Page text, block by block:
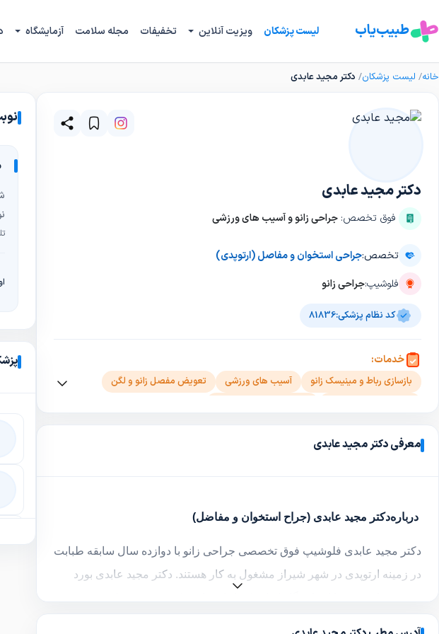
طبیب‌یاب لیست پزشکان ویزیت آنلاین تخفیفات مجله سلامت آزمایشگاه
خانه لیست پزشکان دکتر مجید عابدی
دکتر مجید عابدی
فوق تخصص: جراحی زانو و آسیب های ورزشی
تخصص:جراحی استخوان و مفاصل (ارتوپدی)
فلوشیپ:جراحی زانو
کد نظام پزشکی:81836
خدمات:
بازسازی رباط و مینیسک زانو آسیب های ورزشی
تعویض مفصل زانو و لگن
انواع شکستگی ها و دررفتگی زانو و لگن
معرفی دکتر مجید عابدی
دکتر مجید عابدی (جراح استخوان و مفاضل)
دکتر مجید عابدی فلوشیپ فوق تخصصی جراحی زانو با دوازده سال سابقه طبابت
در زمینه ارتوپدی در شهر شیراز مشغول به کار هستند. دکتر مجید عابدی بورد